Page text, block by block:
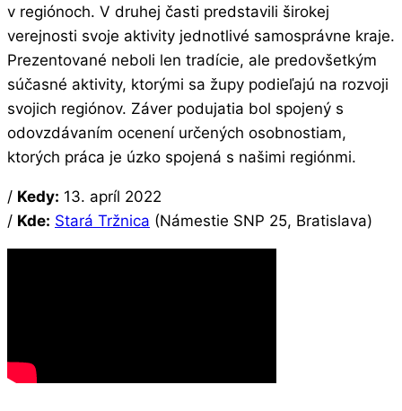
v regiónoch. V druhej časti predstavili širokej
verejnosti svoje aktivity jednotlivé samosprávne kraje.
Prezentované neboli len tradície, ale predovšetkým
súčasné aktivity, ktorými sa župy podieľajú na rozvoji
svojich regiónov. Záver podujatia bol spojený s
odovzdávaním ocenení určených osobnostiam,
ktorých práca je úzko spojená s našimi regiónmi.
/ Kedy: 13. apríl 2022
/ Kde: Stará Tržnica (Námestie SNP 25, Bratislava)